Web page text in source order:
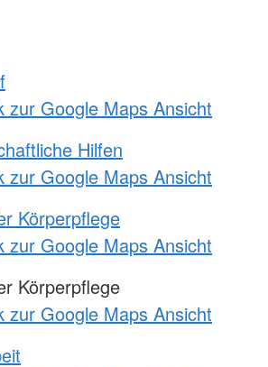
zur Google Maps Ansicht
Hilfen
zur Google Maps Ansicht
Körperpflege
zur Google Maps Ansicht
Körperpflege
zur Google Maps Ansicht